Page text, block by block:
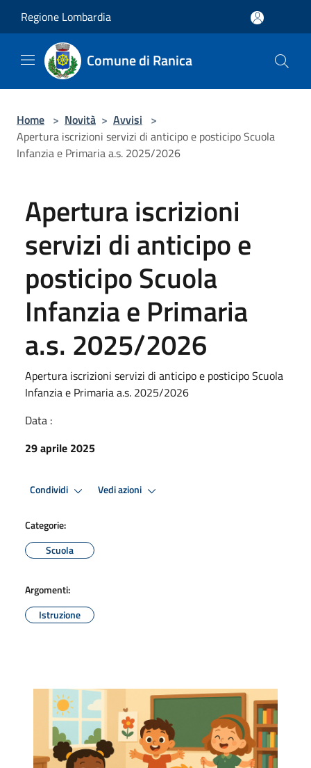
Regione Lombardia
Comune di Ranica
Home > Novità > Avvisi >
Apertura iscrizioni servizi di anticipo e posticipo Scuola
Infanzia e Primaria a.s. 2025/2026
Apertura iscrizioni
servizi di anticipo e
posticipo Scuola
Infanzia e Primaria
a.s. 2025/2026
Apertura iscrizioni servizi di anticipo e posticipo Scuola
Infanzia e Primaria a.s. 2025/2026
Data :
29 aprile 2025
Condividi Vedi azioni
Categorie:
Scuola
Argomenti:
Istruzione